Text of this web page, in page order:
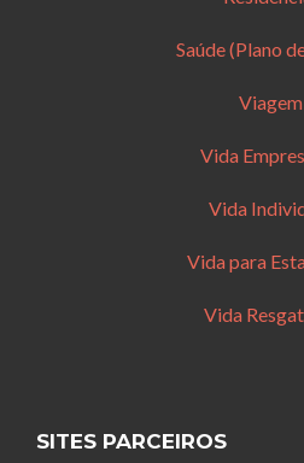
Saúde (Plano
Viagem
Vida
Vida
Vida para
Vida
SITES PARCEIROS